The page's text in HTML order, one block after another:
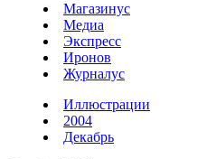
Магазинус
Медиа
Экспресс
Иронов
Журналус
Иллюстрации
2004
Декабрь